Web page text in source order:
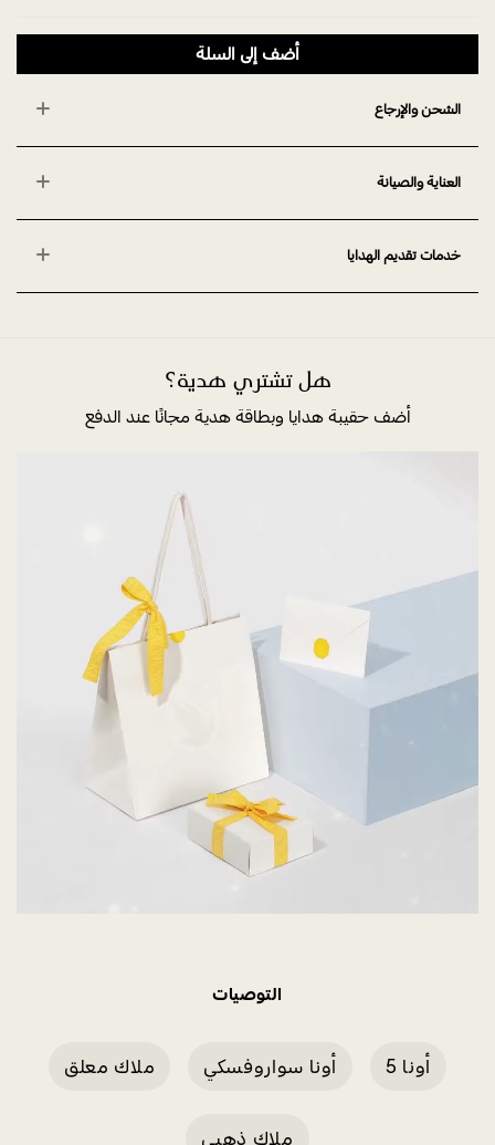
أضف إلى السلة
الشحن والإرجاع
العناية والصيانة
خدمات تقديم الهدايا
هل تشتري هدية؟
أضف حقيبة هدايا وبطاقة هدية مجانًا عند الدفع
التوصيات
أونا 5 أونا سواروفسكي ملاك معلق
ملاك ذهبي